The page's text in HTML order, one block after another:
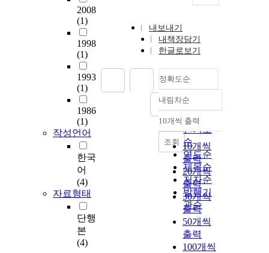
2008
(1)
1998
(1)
1993
(1)
1986
(1)
작성언어
한국
어
(4)
자료형태
단행
본
(4)
내보내기
내책장담기
한글로보기
정확도순
정확도
순
인기도
순
연도순
제목순
저자순
발행기
관순
내림차순
내림차순
10개씩 출력
10개씩
출력
20개씩
출력
30개씩
출력
50개씩
출력
100개씩
조회